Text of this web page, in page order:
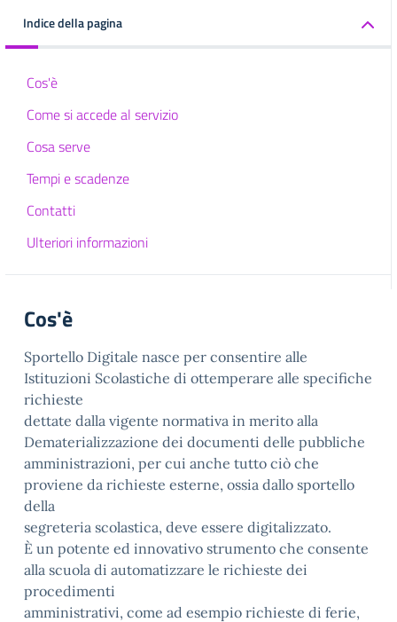
Indice della pagina
Cos'è
Come si accede al servizio
Cosa serve
Tempi e scadenze
Contatti
Ulteriori informazioni
Cos'è
Sportello Digitale nasce per consentire alle
Istituzioni Scolastiche di ottemperare alle specifiche
richieste
dettate dalla vigente normativa in merito alla
Dematerializzazione dei documenti delle pubbliche
amministrazioni, per cui anche tutto ciò che
proviene da richieste esterne, ossia dallo sportello
della
segreteria scolastica, deve essere digitalizzato.
È un potente ed innovativo strumento che consente
alla scuola di automatizzare le richieste dei
procedimenti
amministrativi, come ad esempio richieste di ferie,